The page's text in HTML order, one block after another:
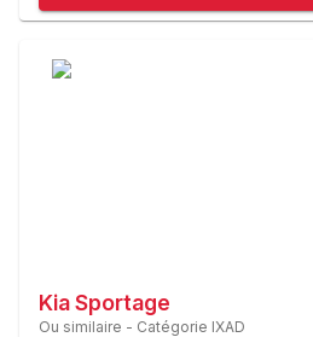
Kia Sportage
Ou similaire - Catégorie IXAD